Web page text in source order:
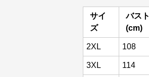
サイ
ズ
バスト
(cm)
2XL 108
3XL 114